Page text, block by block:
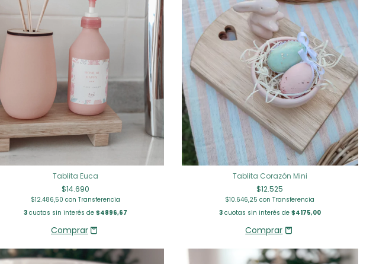
Tablita Euca
$14.690
$12.486,50 con Transferencia
3cuotas sin interés de $4896,67
Tablita Corazón Mini
$12.525
$10.646,25con Transferencia
3cuotas sin interés de $4175,00